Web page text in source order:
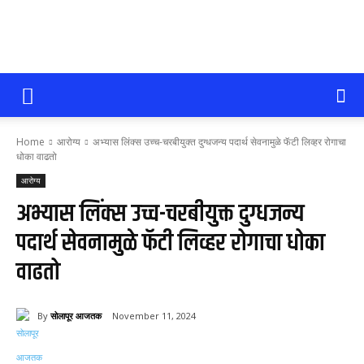
सोलापूर
आजतक
Home आरोग्य
अभ्यास लिंक्स उच्च-चरबीयुक्त दुग्धजन्य पदार्थ सेवनामुळे फॅटी लिव्हर रोगाचा
धोका वाढतो
आरोग्य
अभ्यास लिंक्स उच्च-चरबीयुक्त दुग्धजन्य
पदार्थ सेवनामुळे फॅटी लिव्हर रोगाचा धोका
वाढतो
By सोलापूर आजतक November 11, 2024